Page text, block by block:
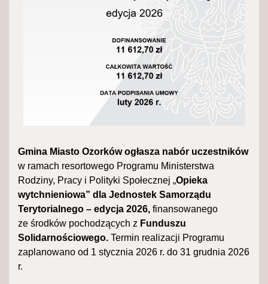
Gmina Miasto Ozorków ogłasza nabór uczestników
w ramach resortowego Programu Ministerstwa
Rodziny, Pracy i Polityki Społecznej „Opieka
wytchnieniowa” dla Jednostek Samorządu
Terytorialnego – edycja 2026, finansowanego
ze środków pochodzących z Funduszu
Solidarnościowego. Termin realizacji Programu
zaplanowano od 1 stycznia 2026 r. do 31 grudnia 2026
r.